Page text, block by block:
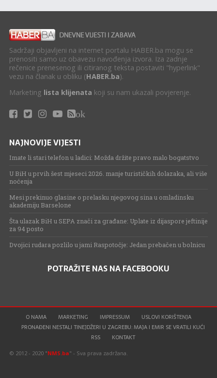
Sadržaji objavljeni na internet portalu HABER.ba mogu se
prenositi samo uz obavezu navođenja izvora. Iza zadnje
rečenice prenesenog ili citiranog teksta postaviti "hyperlink"
vezu na članak u obliku (HABER.ba).
Marketing lista klijenata koji su nam ukazali povjerenje.
ok
NAJNOVIJE VIJESTI
Imate li stari telefon u ladici: Možda držite pravo malo bogatstvo
U BiH u prvih šest mjeseci 2026. manje turističkih dolazaka, ali više
noćenja
Mesi prekinuo glasine o prelasku njegovog sina u omladinsku
akademiju Barselone
Šta ulazak BiH u SEPA znači za građane: Uplate iz dijaspore jeftinije
za 94 posto
Dvojici rudara pozlilo u jami Raspotočje: Jedan prebačen u bolnicu
POTRAŽITE NAS NA FACEBOOKU
O NAMA MARKETING IMPRESSUM
USLOVI KORIŠTENJA
PRONAĐENI NESTALI TINEJDŽERI U ZAGREBU: MAJA I EMIR SE VRATILI KUĆI
RSS
KONTAKT
© 2012 - 2020 "NMS.ba" - Sva prava zadržana.